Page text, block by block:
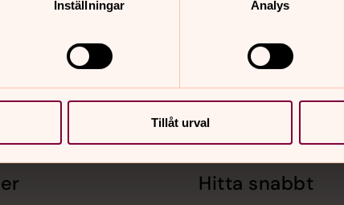
Inställningar Analys
Tillåt urval
Hitta snabbt